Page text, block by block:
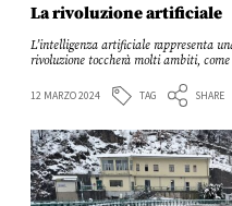
La rivoluzione artificiale
L’intelligenza artificiale rappresenta
rivoluzione toccherà molti ambiti,
12 MARZO 2024 TAG SHARE